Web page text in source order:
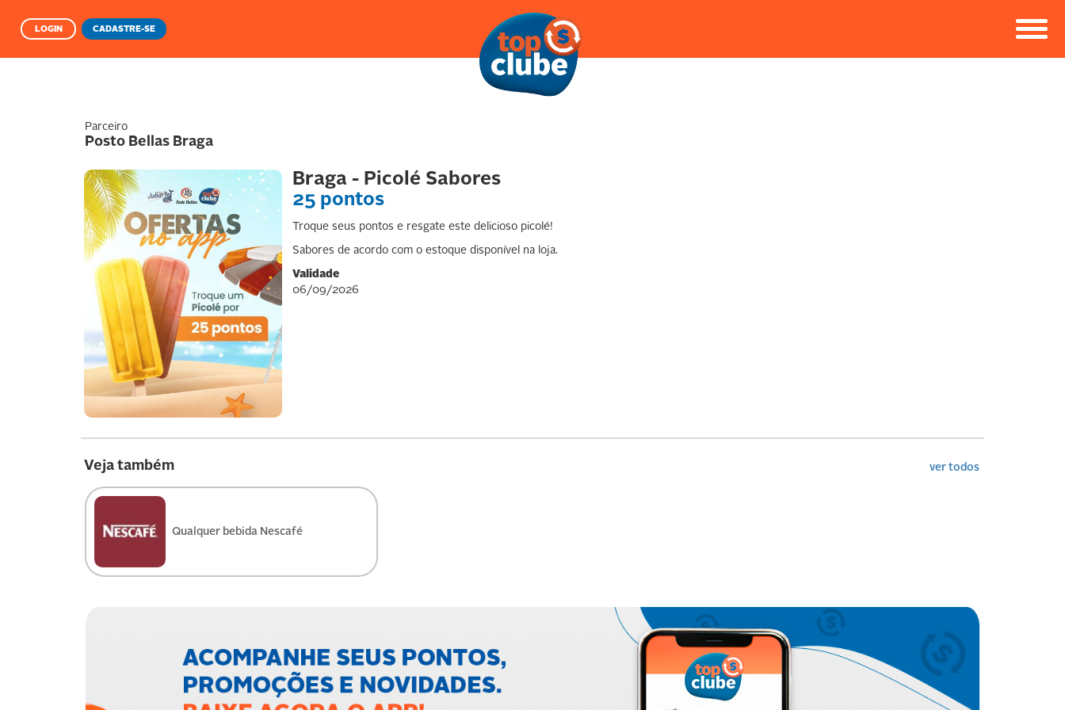
LOGIN CADASTRE-SE
Parceiro
Posto Bellas Braga
Braga - Picolé Sabores
25 pontos
Troque seus pontos e resgate este delicioso picolé!
Sabores de acordo com o estoque disponível na loja.
Validade
06/09/2026
Veja também ver todos
Qualquer bebida Nescafé